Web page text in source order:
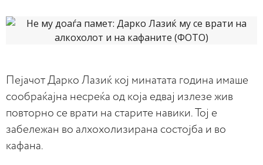
Пејачот Дарко Лазиќ кој минатата година имаше
сообраќајна несреќа од која едвај излезе жив
повторно се врати на старите навики. Тој е
забележан во алхохолизирана состојба и во
кафана.